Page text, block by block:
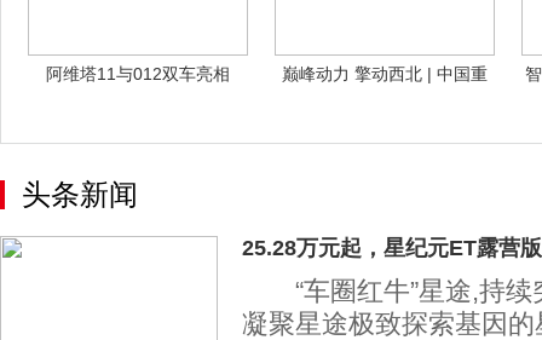
阿维塔11与012双车亮相
巅峰动力 擎动西北 | 中国重
头条新闻
25.28万元起，星纪元ET露营
“车圈红牛”星途,持续
凝聚星途极致探索基因